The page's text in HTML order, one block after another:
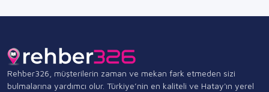
Rehber326, müşterilerin zaman ve mekan fark etmeden sizi
bulmalarına yardımcı olur. Türkiye’nin en kaliteli ve Hatay'ın yerel